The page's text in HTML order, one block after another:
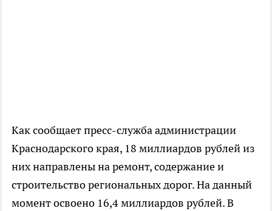
Как сообщает пресс-служба администрации
Краснодарского края, 18 миллиардов рублей из
них направлены на ремонт, содержание и
строительство региональных дорог. На данный
момент освоено 16,4 миллиардов рублей. В